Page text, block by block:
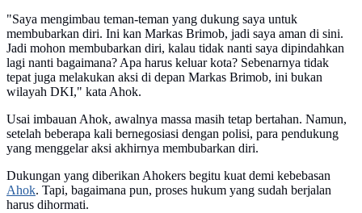
"Saya mengimbau teman-teman yang dukung saya untuk
membubarkan diri. Ini kan Markas Brimob, jadi saya aman di sini.
Jadi mohon membubarkan diri, kalau tidak nanti saya dipindahkan
lagi nanti bagaimana? Apa harus keluar kota? Sebenarnya tidak
tepat juga melakukan aksi di depan Markas Brimob, ini bukan
wilayah DKI," kata Ahok.
Usai imbauan Ahok, awalnya massa masih tetap bertahan. Namun,
setelah beberapa kali bernegosiasi dengan polisi, para pendukung
yang menggelar aksi akhirnya membubarkan diri.
Dukungan yang diberikan Ahokers begitu kuat demi kebebasan
Ahok. Tapi, bagaimana pun, proses hukum yang sudah berjalan
harus dihormati.